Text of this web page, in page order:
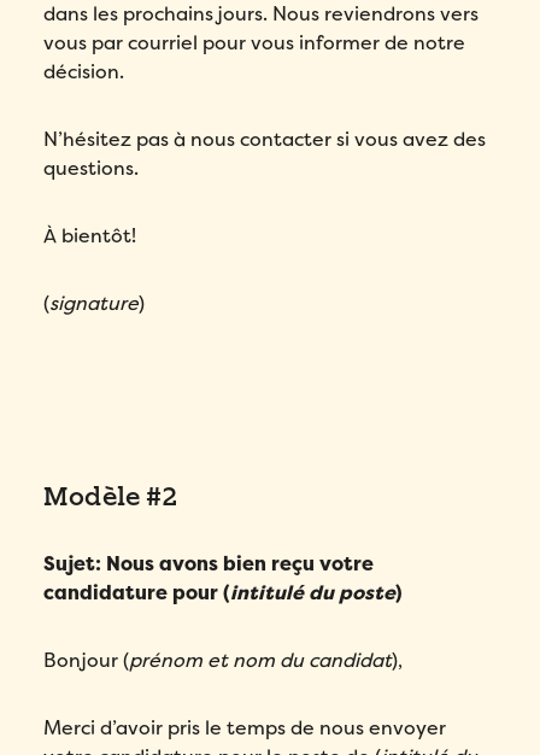
dans les prochains jours. Nous reviendrons vers
vous par courriel pour vous informer de notre
décision.
N’hésitez pas à nous contacter si vous avez des
questions.
À bientôt!
(signature)
Modèle #2
Sujet: Nous avons bien reçu votre
candidature pour (intitulé du poste)
Bonjour (prénom et nom du candidat),
Merci d’avoir pris le temps de nous envoyer